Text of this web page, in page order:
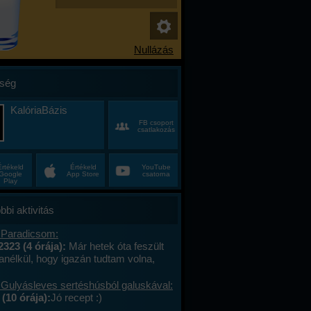
KalóriaBázis
FB csoport
csatlakozás
Play
Értékeld
App Store
YouTube
csatorna
aktivitás
(4 órája): Már hetek óta feszült
hogy igazán tudtam volna,
éveim közepén egyszer csak
minden, ami régen izgalmas
sertéshúsból galuskával:
órája):Jó recept :)